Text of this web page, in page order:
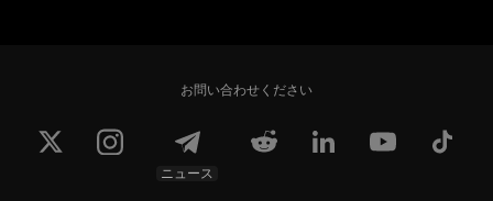
お問い合わせください
ニュース